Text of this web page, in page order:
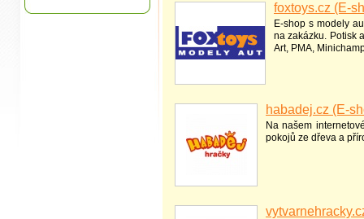
foxtoys.cz (E-
E-shop s modely
na zakázku. Potisk
Art, PMA,
habadej.cz (E-
Na našem
pokojů ze dřeva a